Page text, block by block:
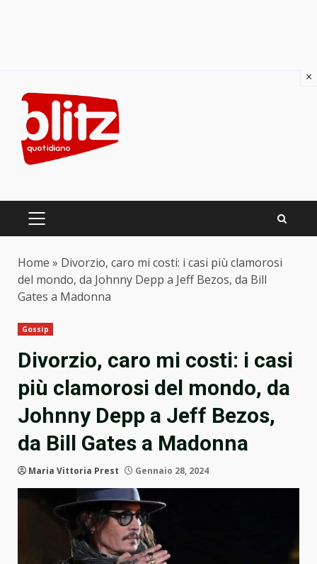
content
PRIMARY
Home » Divorzio, caro mi costi: i casi più clamorosi
del mondo, da Johnny Depp a Jeff Bezos, da Bill
Gates a Madonna
Gossip
Divorzio, caro mi costi: i casi
più clamorosi del mondo, da
Johnny Depp a Jeff Bezos,
da Bill Gates a Madonna
Maria Vittoria Prest Gennaio 28, 2024
×